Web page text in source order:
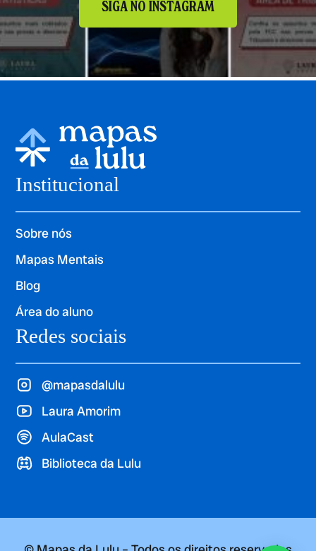
SIGA NO INSTAGRAM
Institucional
Sobre nós
Mapas Mentais
Blog
Área do aluno
Redes sociais
@mapasdalulu
Laura Amorim
AulaCast
Biblioteca da Lulu